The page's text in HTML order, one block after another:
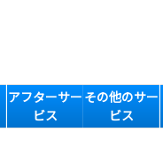
アフターサー
ビス
その他のサー
ビス